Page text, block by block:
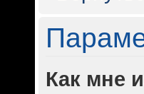
Как мне